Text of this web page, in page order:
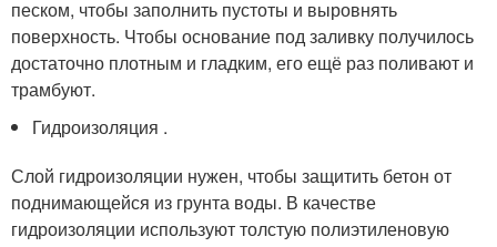
песком, чтобы заполнить пустоты и выровнять
поверхность. Чтобы основание под заливку получилось
достаточно плотным и гладким, его ещё раз поливают и
трамбуют.
Гидроизоляция .
Слой гидроизоляции нужен, чтобы защитить бетон от
поднимающейся из грунта воды. В качестве
гидроизоляции используют толстую полиэтиленовую